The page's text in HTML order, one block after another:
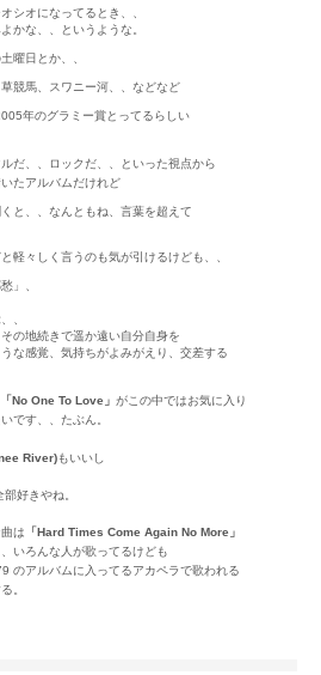
シオになってるとき、、
かな、、というような。
曜日とか、、
競馬、スワニー河、、などなど
年のグラミー賞とってるらしい
だ、、ロックだ、、といった視点から
たアルバムだけれど
くと、、なんともね、言葉を超えて
軽々しく言うのも気が引けるけども、、
」、
、
の地続きで遥か遠い自分自身を
な感覚、気持ちがよみがえり、交差する
「No One To Love」 がこの中ではお気に入り
です、、たぶん。
River)もいいし
部好きやね。
は 「Hard Times Come Again No More」
いろんな人が歌ってるけども
のアルバムに入ってるアカペラで歌われる
。